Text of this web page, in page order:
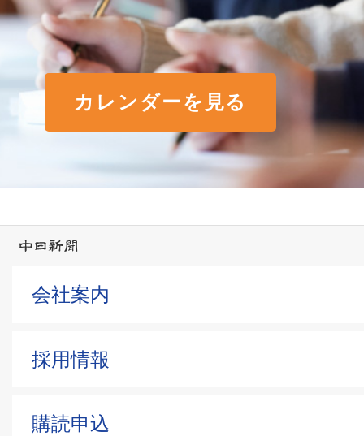
カレンダーを見る
会社案内
採用情報
購読申込